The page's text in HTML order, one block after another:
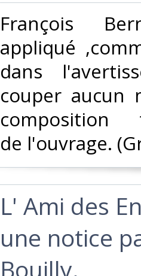
‎François
appliqué
dans
couper aucun
composition
de l'ouvrage.
‎L' Ami des
une notice
Bouilly.‎